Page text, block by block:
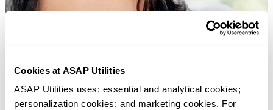
Cookies at ASAP Utilities
ASAP Utilities uses: essential and analytical cookies;
personalization cookies; and marketing cookies. For